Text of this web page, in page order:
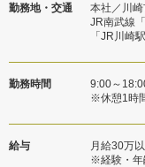
勤務地・交通
本社／川
JR南武線
「JR川崎
勤務時間
9:00～
※休憩1時
給与
月給30万
※経験・年